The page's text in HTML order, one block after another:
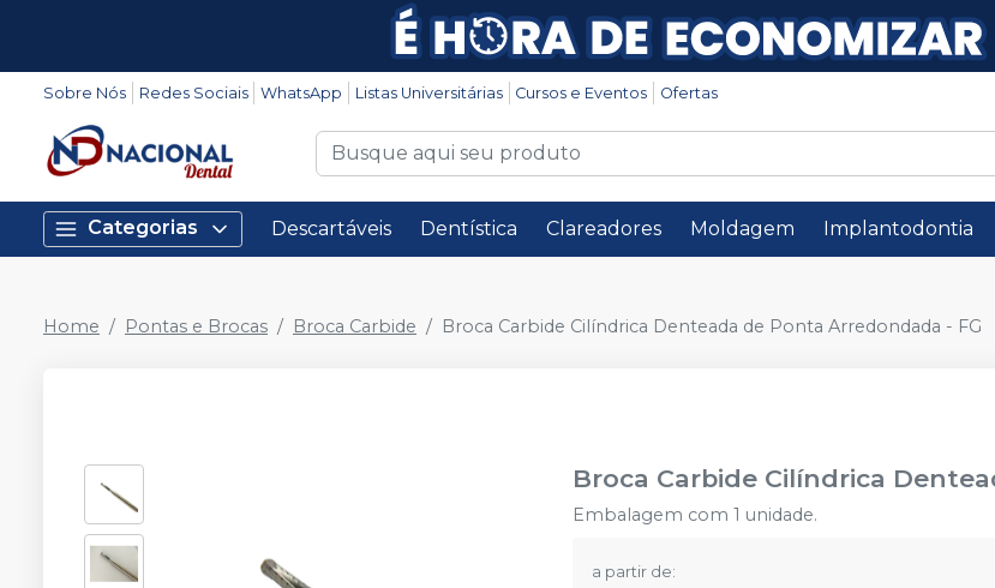
Sobre Nós Redes Sociais WhatsApp Listas Universitárias Cursos e Eventos Ofertas
Categorias Descartáveis Dentística Clareadores Moldagem Implantodontia
Home Pontas e Brocas Broca Carbide Broca Carbide Cilíndrica Denteada de Ponta Arredondada - FG
Broca Carbide Cilíndrica
Embalagem com 1 unidade.
a partir de: